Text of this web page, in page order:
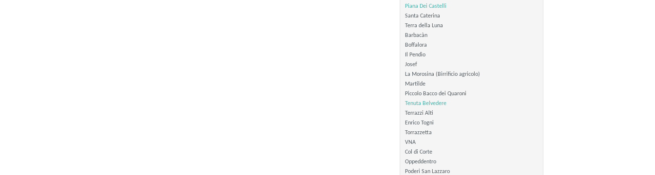
Piana Dei Castelli
Santa Caterina
Terra della Luna
Barbacàn
Boffalora
Il Pendìo
Josef
La Morosina (Birrificio agricolo)
Martilde
Piccolo Bacco dei Quaroni
Tenuta Belvedere
Terrazzi Alti
Enrico Togni
Torrazzetta
VNA
Col di Corte
Oppeddentro
Poderi San Lazzaro